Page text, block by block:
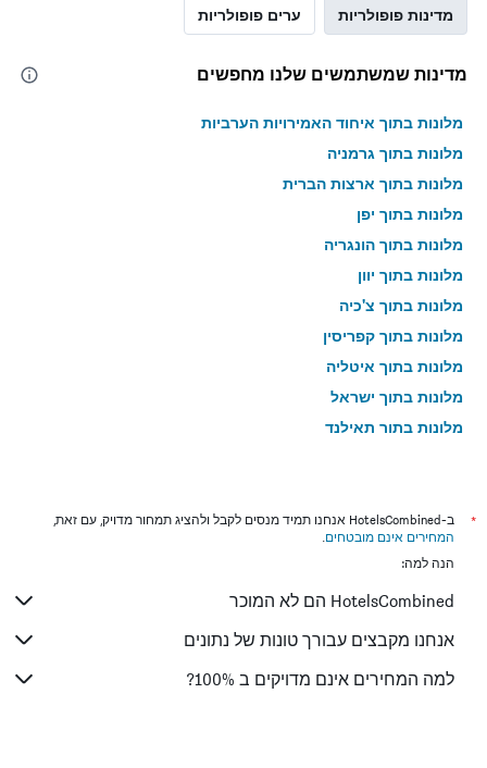
מדינות פופולריות ערים פופולריות
מדינות שמשתמשים שלנו מחפשים
מלונות בתוך איחוד האמירויות הערביות
מלונות בתוך גרמניה
מלונות בתוך ארצות הברית
מלונות בתוך יפן
מלונות בתוך הונגריה
מלונות בתוך יוון
מלונות בתוך צ'כיה
מלונות בתוך קפריסין
מלונות בתוך איטליה
מלונות בתוך ישראל
מלונות בתוך תאילנד
*
ב-HotelsCombined אנחנו תמיד מנסים לקבל ולהציג תמחור מדויק, עם זאת,
המחירים אינם מובטחים.
הנה למה:
HotelsCombined הם לא המוכר
אנחנו מקבצים עבורך טונות של נתונים
למה המחירים אינם מדויקים ב 100%?